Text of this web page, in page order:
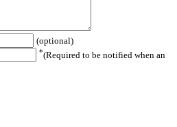
(optional)
*(Required to be notified when an